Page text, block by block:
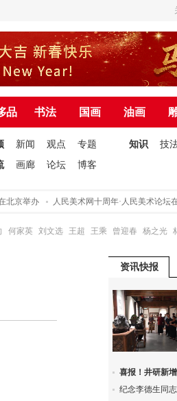
品 书法 国画 油画
新闻 观点
专题
画廊 论坛 博客
知识 技
京举办 人民美术网十周年·人民美术论坛在
何家英 刘文选 王超 王乘 曾迎春 杨之光
资讯快报
喜报！井研新
纪念李德生同